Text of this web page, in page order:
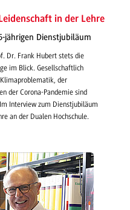
in der Lehre
jährigen Dienstjubiläum
Dr. Frank Hubert stets die
im Blick. Gesellschaftlich
der
der Corona-Pandemie sind
Interview zum Dienstjubiläum
an der Dualen Hochschule.